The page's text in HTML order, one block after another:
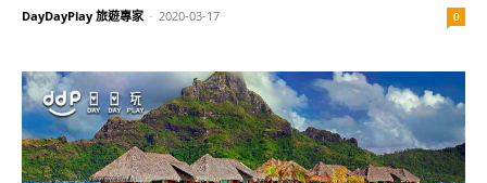
DayDayPlay 旅遊專家 - 2020-03-17 0